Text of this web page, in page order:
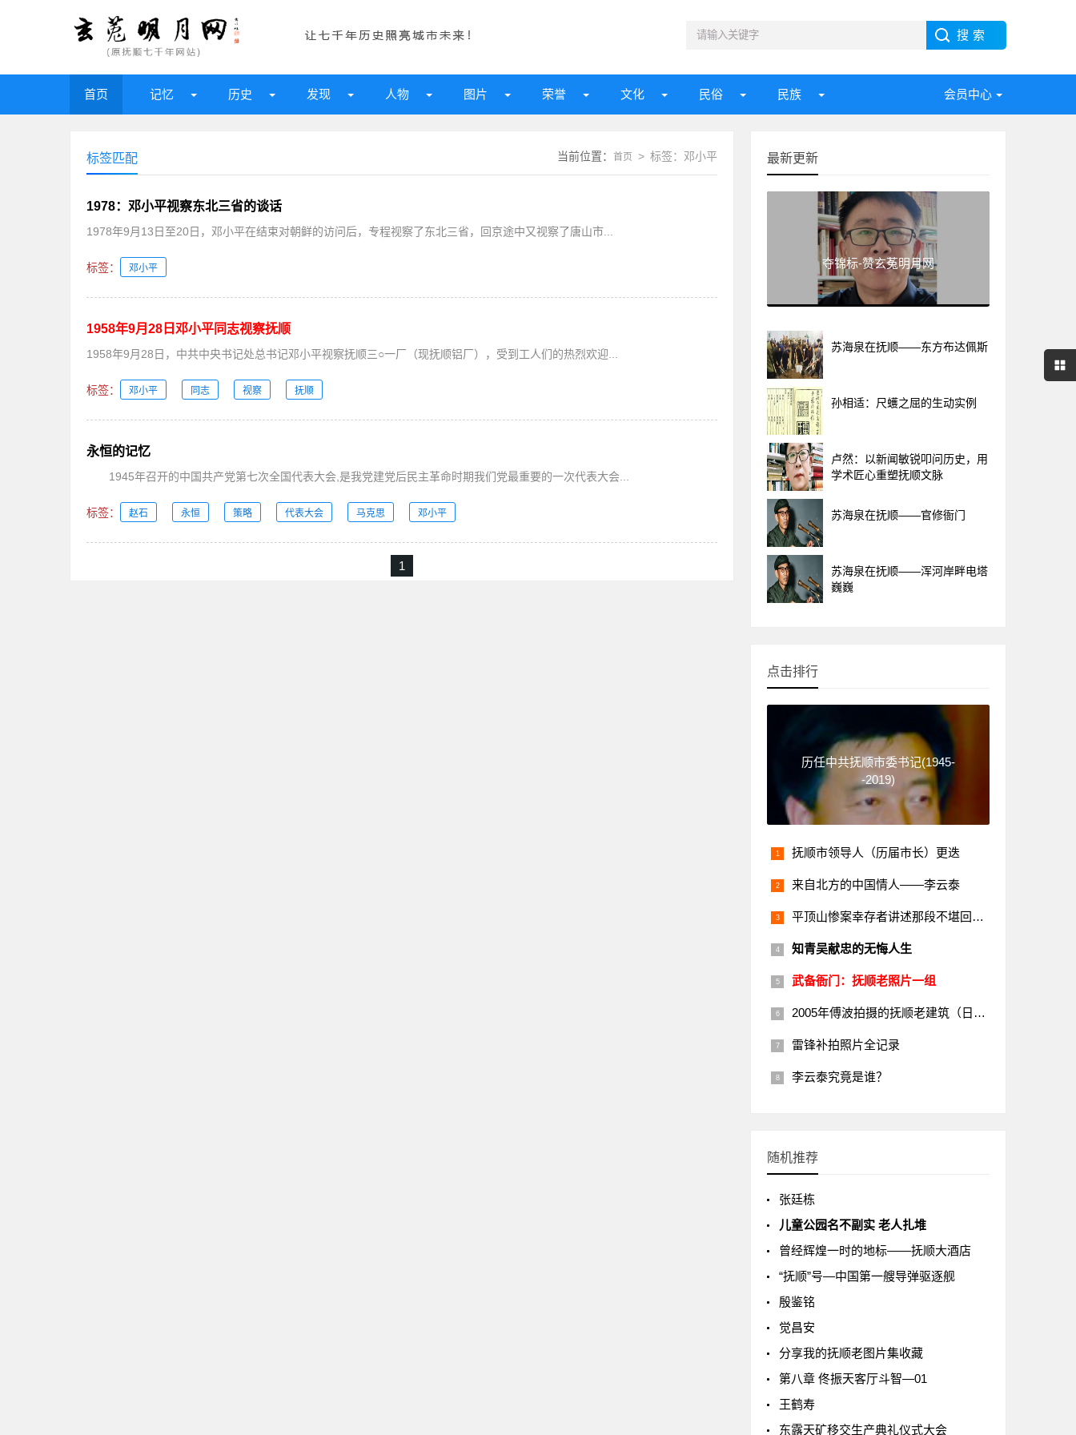
首页 记忆 历史 发现 人物 图片 荣誉 文化 民俗 民族 会员中心
当前位置： 首页 > 标签：邓小平
标签匹配
1978：邓小平视察东北三省的谈话
1978年9月13日至20日，邓小平在结束对朝鲜的访问后，专程视察了东北三省，回京途中又视察了唐山市...
标签： 邓小平
1958年9月28日邓小平同志视察抚顺
1958年9月28日，中共中央书记处总书记邓小平视察抚顺三○一厂（现抚顺铝厂），受到工人们的热烈欢迎...
标签： 邓小平 同志 视察 抚顺
永恒的记忆
1945年召开的中国共产党第七次全国代表大会,是我党建党后民主革命时期我们党最重要的一次代表大会...
标签： 赵石 永恒 策略 代表大会 马克思 邓小平
1
最新更新
夺锦标-赞玄菟明月网
苏海泉在抚顺——东方布达佩斯
孙相适：尺蠖之屈的生动实例
卢然：以新闻敏锐叩问历史，用
学术匠心重塑抚顺文脉
苏海泉在抚顺——官修衙门
苏海泉在抚顺——浑河岸畔电塔
巍巍
点击排行
历任中共抚顺市委书记(1945-
-2019)
抚顺市领导人（历届市长）更迭
来自北方的中国情人——李云泰
平顶山惨案幸存者讲述那段不堪回首的历史
知青吴献忠的无悔人生
武备衙门：抚顺老照片一组
2005年傅波拍摄的抚顺老建筑（日本楼）
雷锋补拍照片全记录
李云泰究竟是谁？
随机推荐
张廷栋
儿童公园名不副实 老人扎堆
曾经辉煌一时的地标——抚顺大酒店
“抚顺”号—中国第一艘导弹驱逐舰
殷鉴铭
觉昌安
分享我的抚顺老图片集收藏
第八章 佟振天客厅斗智—01
王鹤寿
东露天矿移交生产典礼仪式大会